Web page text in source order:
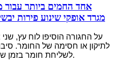
אחד החמים ביותר
מגרד אופקי שינוע פירות
לשליחת חומר בזמן שהמחסום קבוע.